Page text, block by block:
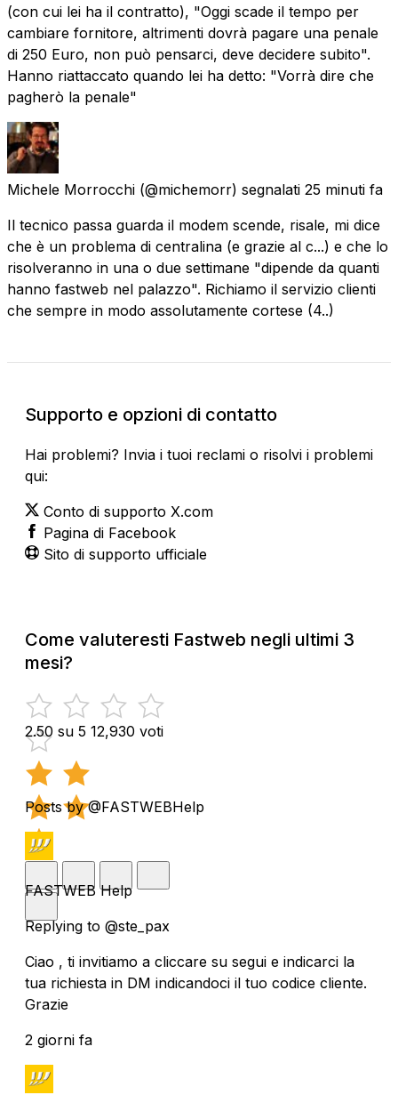
(con cui lei ha il contratto), "Oggi scade il tempo per
cambiare fornitore, altrimenti dovrà pagare una penale
di 250 Euro, non può pensarci, deve decidere subito".
Hanno riattaccato quando lei ha detto: "Vorrà dire che
pagherò la penale"
Michele Morrocchi (@michemorr) segnalati 25 minuti fa
Il tecnico passa guarda il modem scende, risale, mi dice
che è un problema di centralina (e grazie al c...) e che lo
risolveranno in una o due settimane "dipende da quanti
hanno fastweb nel palazzo". Richiamo il servizio clienti
che sempre in modo assolutamente cortese (4..)
Supporto e opzioni di contatto
Hai problemi? Invia i tuoi reclami o risolvi i problemi
qui:
Conto di supporto X.com
Pagina di Facebook
Sito di supporto ufficiale
Come valuteresti Fastweb negli ultimi 3
mesi?
2.50 su 5 12,930 voti
Posts by @FASTWEBHelp
FASTWEB Help
Replying to @ste_pax
Ciao , ti invitiamo a cliccare su segui e indicarci la
tua richiesta in DM indicandoci il tuo codice cliente.
Grazie
2 giorni fa